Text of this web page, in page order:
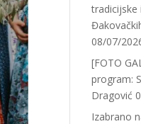
tradicijske
08/07/
[FOTO
program:
Dragović
Izabrano